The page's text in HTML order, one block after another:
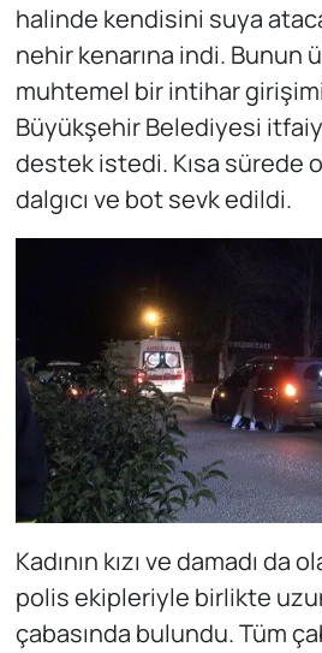
halinde kendisini suya
nehir kenarına indi. Bunun
muhtemel bir intihar
Büyükşehir Belediyesi
destek istedi. Kısa sürede
dalgıcı ve bot sevk edildi.
Kadının kızı ve damadı da
polis ekipleriyle birlikte
çabasında bulundu. Tüm